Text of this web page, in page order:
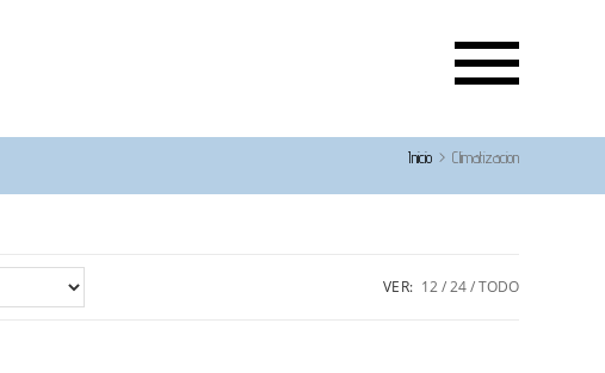
Inicio > Climatizacion
VER: 12 24 TODO